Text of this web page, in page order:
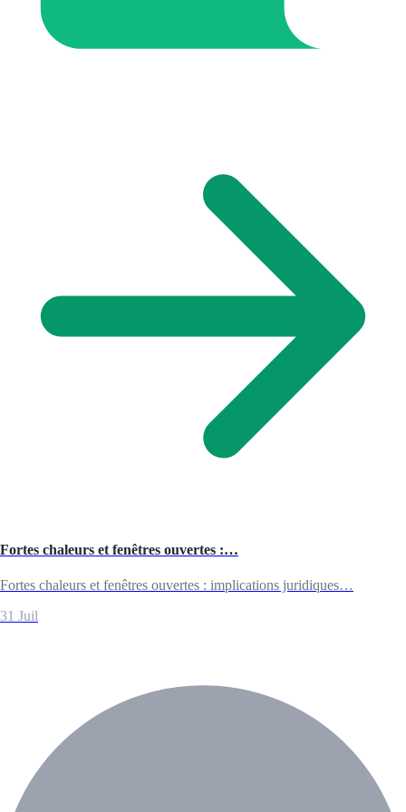
Fortes chaleurs et fenêtres ouvertes :…
Fortes chaleurs et fenêtres ouvertes : implications juridiques…
31 Juil